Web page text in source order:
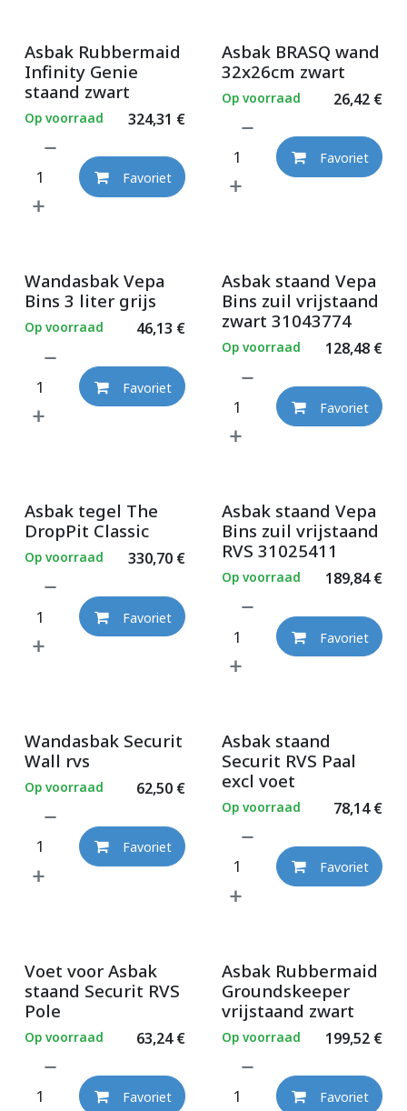
Asbak Rubbermaid
Infinity Genie
staand zwart
324,31 €
Op voorraad
Favoriet
Asbak BRASQ wand
32x26cm zwart
26,42€
Op voorraad
Favoriet
Wandasbak Vepa
Bins 3 liter grijs
46,13 €
Op voorraad
Favoriet
Asbak staand Vepa
Bins zuil vrijstaand
zwart 31043774
128,48€
Op voorraad
Favoriet
Asbak tegel The
DropPit Classic
330,70€
Op voorraad
Favoriet
Asbak staand Vepa
Bins zuil vrijstaand
RVS 31025411
189,84€
Op voorraad
Favoriet
Wandasbak Securit
Wall rvs
62,50€
Op voorraad
Favoriet
Asbak staand
Securit RVS Paal
excl voet
78,14€
Op voorraad
Favoriet
Voet voor Asbak
staand Securit RVS
Pole
63,24€
Op voorraad
Favoriet
Asbak Rubbermaid
Groundskeeper
vrijstaand zwart
199,52€
Op voorraad
Favoriet